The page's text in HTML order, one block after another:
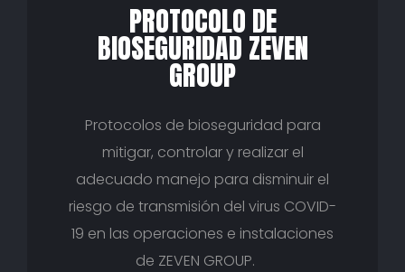
PROTOCOLO DE
BIOSEGURIDAD ZEVEN
GROUP
Protocolos de bioseguridad para
mitigar, controlar y realizar el
adecuado manejo para disminuir el
riesgo de transmisión del virus COVID-
19 en las operaciones e instalaciones
de ZEVEN GROUP.